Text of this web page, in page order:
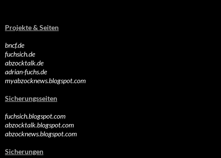
Projekte & Seiten
bncf.de
fuchsich.de
abzocktalk.de
adrian-fuchs.de
myabzocknews.blogspot.com
Sicherungsseiten
fuchsich.blogspot.com
abzocktalk.blogspot.com
abzocknews.blogspot.com
Sicherungen